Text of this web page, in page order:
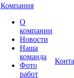
Компания
О
компании
Новости
Наша
команда
Фото
работ